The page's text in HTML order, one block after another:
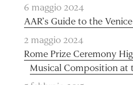
6 maggio 2024
AAR’s Guide to the
2 maggio 2024
Rome Prize Ceremony
Musical Composition at